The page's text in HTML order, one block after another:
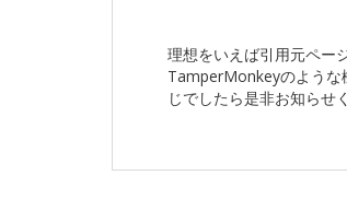
理想をいえば引用元ペー
TamperMonkeyのような
じでしたら是非お知らせ